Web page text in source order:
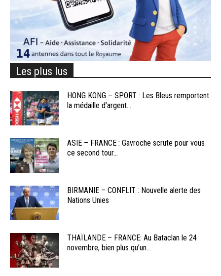
Les plus lus
HONG KONG – SPORT : Les Bleus remportent
la médaille d’argent...
ASIE – FRANCE : Gavroche scrute pour vous
ce second tour...
BIRMANIE – CONFLIT : Nouvelle alerte des
Nations Unies
THAÏLANDE – FRANCE: Au Bataclan le 24
novembre, bien plus qu’un...